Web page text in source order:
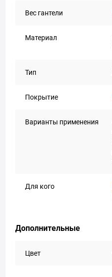
Вес гантели
Материал
Тип
Покрытие
Варианты применения
Для кого
Дополнительные
Цвет